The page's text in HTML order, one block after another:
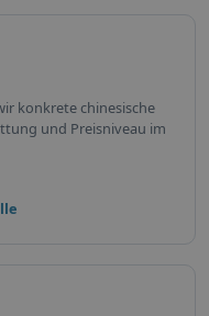
konkrete chinesische
und Preisniveau im